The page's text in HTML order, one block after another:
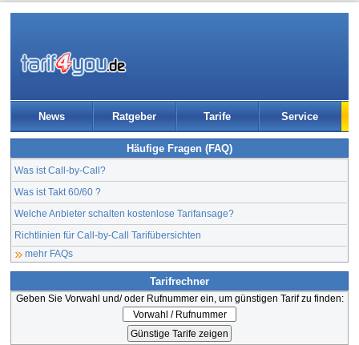
News Ratgeber Tarife Service
Häufige Fragen (FAQ)
Was ist Call-by-Call?
Was ist Takt 60/60 ?
Welche Anbieter schalten kostenlose Tarifansage?
Richtlinien für Call-by-Call Tarifübersichten
mehr FAQs
Tarifrechner
Geben Sie Vorwahl und/ oder Rufnummer ein, um günstigen Tarif zu finden: